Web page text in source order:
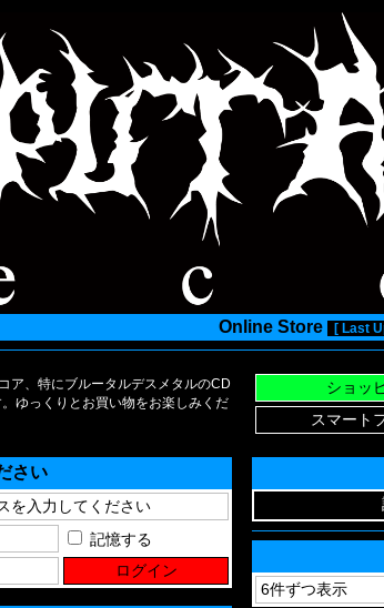
Online Store [ Last
ア、特にブルータルデスメタルのCD
ゆっくりとお買い物をお楽しみくだ
さい
記憶する